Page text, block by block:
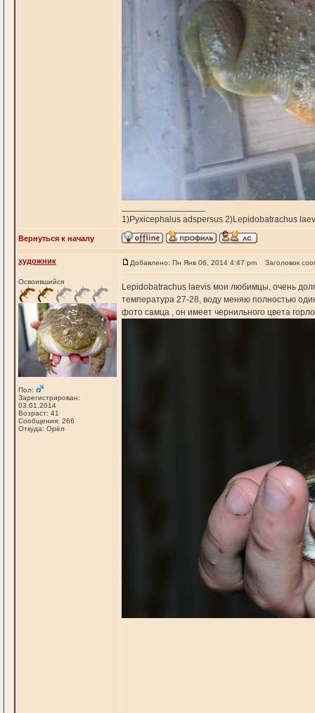
1)Pyxicephalus adspersus 2)Lepidobatrachus
Вернуться к началу
художник
Освоившийся
Пол:
Зарегистрирован:
03.01.2014
Возраст: 41
Сообщения: 266
Откуда: Орёл
Добавлено: Пн Янв 06, 2014 4:47 pm Заголовок
Lepidobatrachus laevis мои любимцы, очень
температура 27-28, воду меняю полностью
фото самца , он имеет чернильного цвета